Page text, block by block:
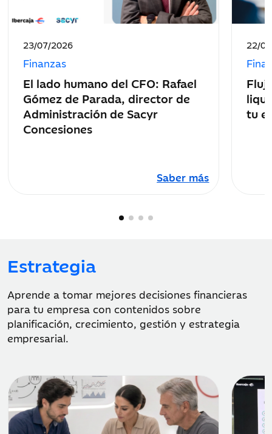
Fecha
de
publicación:
23/07/2026
Finanzas
El lado humano del CFO: Rafael
Gómez de Parada, director de
Administración de Sacyr
Concesiones
Saber más
Fecha
de
22/
tu
Estrategia
Aprende a tomar mejores decisiones financieras
para tu empresa con contenidos sobre
planificación, crecimiento, gestión y estrategia
empresarial.